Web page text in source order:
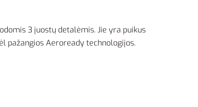
3 juostų detalėmis. Jie yra puikus
pažangios Aeroready technologijos.